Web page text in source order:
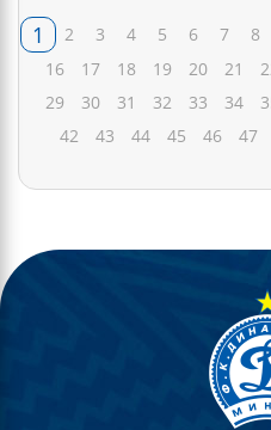
1 2 3 4 5 6 7 8
16
17 18 19 20 21
29
30 31 32 33 34
42
43 44 45 46 47